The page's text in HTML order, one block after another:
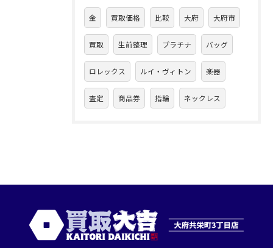
金 買取価格 比較 大府 大府市
買取 生前整理 プラチナ バッグ
ロレックス ルイ・ヴィトン 楽器
査定 商品券 指輪 ネックレス